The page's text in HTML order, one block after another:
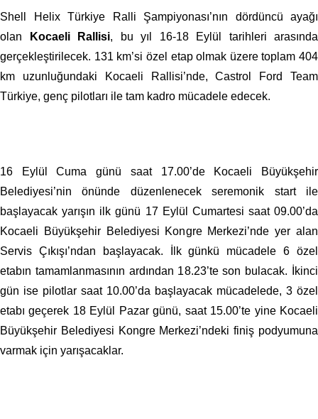
Shell Helix Türkiye Ralli Şampiyonası’nın dördüncü ayağı
olan
Kocaeli Rallisi, bu yıl 16-18 Eylül tarihleri arasında
gerçekleştirilecek. 131 km’si özel etap olmak üzere toplam 404
km uzunluğundaki Kocaeli Rallisi’nde, Castrol Ford Team
Türkiye, genç pilotları ile tam kadro mücadele edecek.
16 Eylül Cuma günü saat 17.00’de Kocaeli Büyükşehir
Belediyesi’nin önünde düzenlenecek seremonik start ile
başlayacak yarışın ilk günü 17 Eylül Cumartesi saat 09.00’da
Kocaeli Büyükşehir Belediyesi Kongre Merkezi’nde yer alan
Servis Çıkışı’ndan başlayacak. İlk günkü mücadele 6 özel
etabın tamamlanmasının ardından 18.23’te son bulacak. İkinci
gün ise pilotlar saat 10.00’da başlayacak mücadelede, 3 özel
etabı geçerek 18 Eylül Pazar günü, saat 15.00’te yine Kocaeli
Büyükşehir Belediyesi Kongre Merkezi’ndekifiniş podyumuna
varmak için yarışacaklar.